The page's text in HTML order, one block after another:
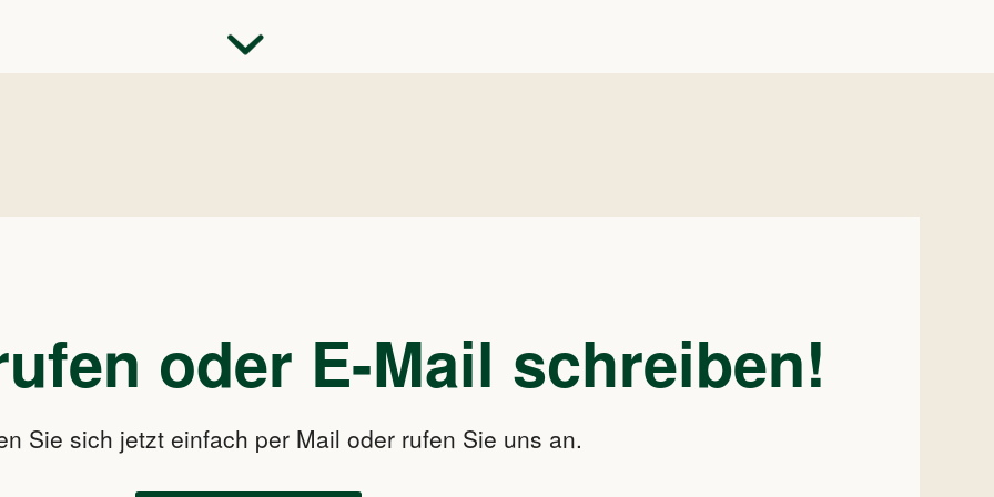
oder E-Mail schreiben!
Sie sich jetzt einfach per Mail oder rufen Sie uns an.